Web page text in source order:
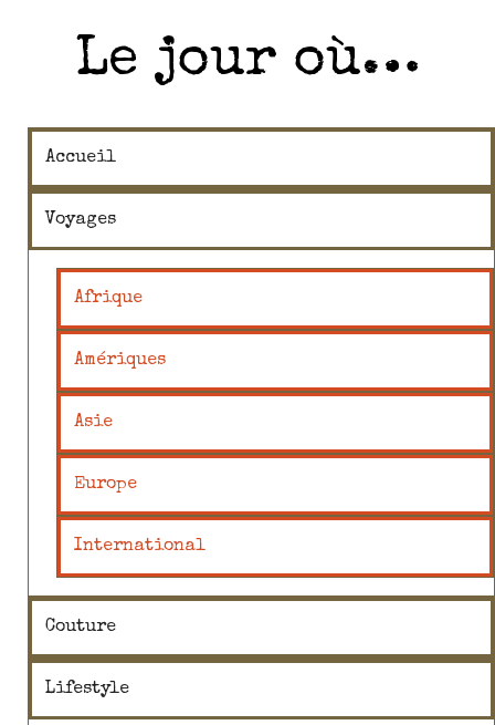
Le jour où…
Accueil
Voyages
Afrique
Amériques
Asie
Europe
International
Couture
Lifestyle